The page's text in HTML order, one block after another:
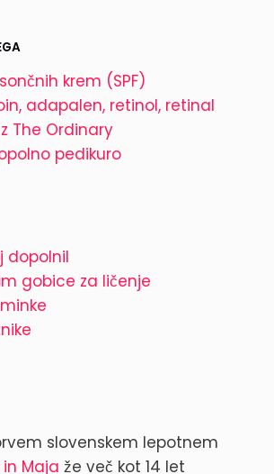
krem (SPF)
adapalen, retinol, retinal
The Ordinary
pedikuro
dopolnil
gobice za ličenje
slovenskem lepotnem
Maja že več kot 14 let